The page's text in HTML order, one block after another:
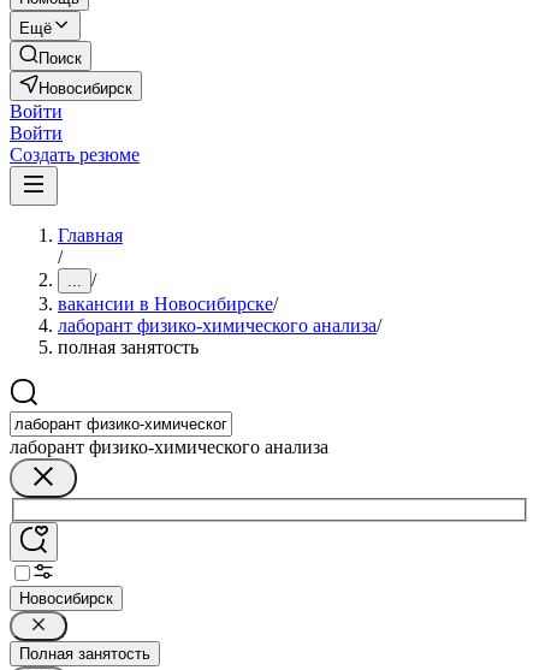
Ещё
Поиск
Новосибирск
Войти
Войти
Создать резюме
Главная
/
... /
вакансии в Новосибирске/
лаборант физико-химического анализа/
полная занятость
лаборант физико-химического анализа
Новосибирск
Полная занятость